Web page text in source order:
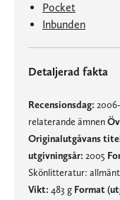
Pocket
Inbunden
Detaljerad fakta
Recensionsdag:
relaterande ämnen
Originalutgåvans
utgivningsår: 2005
Skönlitteratur: allmänt
Vikt: 483 g Format